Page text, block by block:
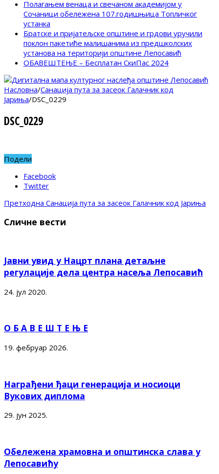
Полагањем венаца и свечаном академијом у
Сочаници обележена 107.годишњица Топличког
устанка
Братске и пријатељске општине и грдови уручили
поклон пакетиће малишанима из предшколских
установа на територији општине Лепосавић
ОБАВЕШТЕЊЕ – Бесплатан СкиПас 2024
Насловна/Санација пута за засеок Галачник код
Јариња/DSC_0229
DSC_0229
Подели
Facebook
Twitter
Претходна Санација пута за засеок Галачник код Јариња
Сличне вести
Јавни увид у Нацрт плана детаљне
регулације дела центра насеља Лепосавић
24. јул 2020.
О Б А В Е Ш Т Е Њ Е
19. фебруар 2026.
Награђени ђаци генерација и носиоци
Вукових диплома
29. јун 2025.
Обележена храмовна и општинска слава у
Лепосавићу